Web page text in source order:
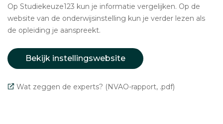
Op Studiekeuze123 kun je informatie vergelijken. Op de
website van de onderwijsinstelling kun je verder lezen als
de opleiding je aanspreekt.
Bekijk instellingswebsite
Wat zeggen de experts? (NVAO-rapport, .pdf)